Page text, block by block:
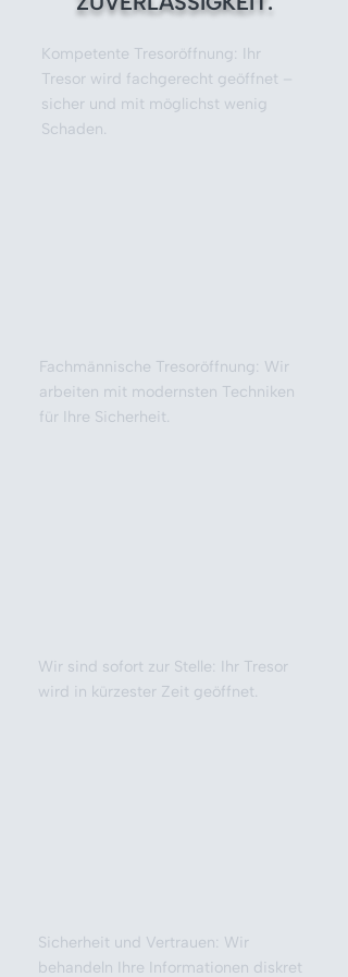
Kompetente Tresoröffnung: Ihr
Tresor wird fachgerecht geöffnet –
sicher und mit möglichst wenig
Schaden.
Fachmännische Tresoröffnung: Wir
arbeiten mit modernsten Techniken
für Ihre Sicherheit.
Wir sind sofort zur Stelle: Ihr Tresor
wird in kürzester Zeit geöffnet.
Sicherheit und Vertrauen: Wir
behandeln Ihre Informationen diskret